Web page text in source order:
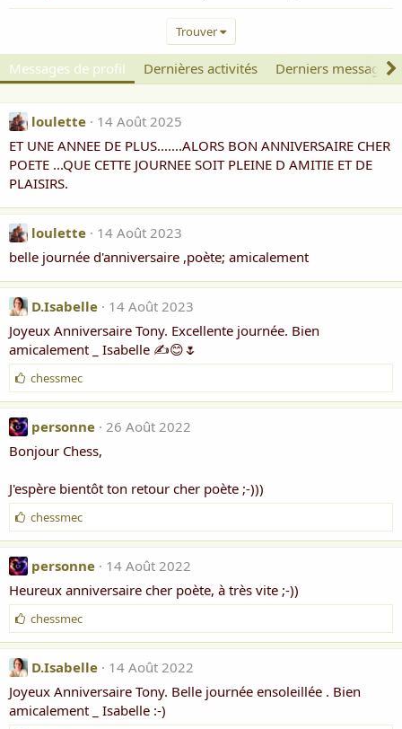
Trouver
Messages de profil Dernières activités Derniers messages
loulette
14 Août 2025
ET UNE ANNEE DE PLUS.......ALORS BON ANNIVERSAIRE CHER
POETE ...QUE CETTE JOURNEE SOIT PLEINE D AMITIE ET DE
PLAISIRS.
loulette
14 Août 2023
belle journée d'anniversaire ,poète; amicalement
D.Isabelle
14 Août 2023
Joyeux Anniversaire Tony. Excellente journée. Bien
amicalement _ Isabelle ✍️😊🌷
J
'
a
e
chessmec
personne 26 Août 2022
Bonjour Chess,
J'espère bientôt ton retour cher poète ;-)))
J
'
a
e
chessmec
personne
14 Août 2022
Heureux anniversaire cher poète, à très vite ;-))
J
'
a
e
:
chessmec
D.Isabelle
14 Août 2022
Joyeux Anniversaire Tony. Belle journée ensoleillée . Bien
amicalement _ Isabelle :-)